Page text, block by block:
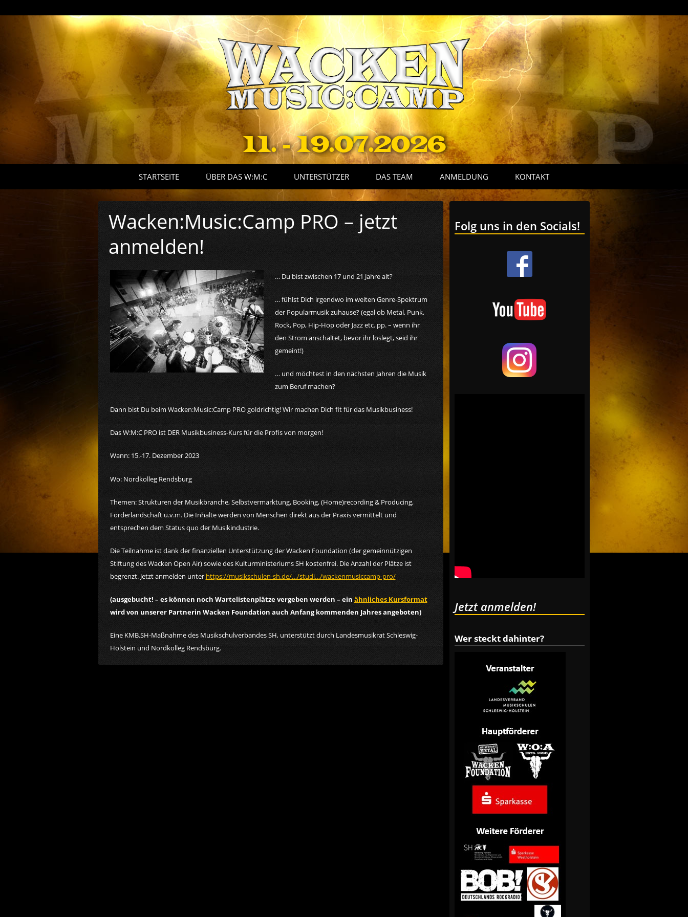
11. - 19.07.2026
STARTSEITE ÜBER DAS W:M:C UNTERSTÜTZER DAS TEAM ANMELDUNG KONTAKT
Wacken:Music:Camp PRO – jetzt
anmelden!
… Du bist zwischen 17 und 21 Jahre alt?
… fühlst Dich irgendwo im weiten Genre-Spektrum
der Popularmusik zuhause? (egal ob Metal, Punk,
Rock, Pop, Hip-Hop oder Jazz etc. pp. – wenn ihr
den Strom anschaltet, bevor ihr loslegt, seid ihr
gemeint!)
… und möchtest in den nächsten Jahren die Musik
zum Beruf machen?
Dann bist Du beim Wacken:Music:Camp PRO goldrichtig! Wir machen Dich fit für das Musikbusiness!
Das W:M:C PRO ist DER Musikbusiness-Kurs für die Profis von morgen!
Wann: 15.-17. Dezember 2023
Wo: Nordkolleg Rendsburg
Themen: Strukturen der Musikbranche, Selbstvermarktung, Booking, (Home)recording & Producing,
Förderlandschaft u.v.m. Die Inhalte werden von Menschen direkt aus der Praxis vermittelt und
entsprechen dem Status quo der Musikindustrie.
Die Teilnahme ist dank der finanziellen Unterstützung der Wacken Foundation (der gemeinnützigen
Stiftung des Wacken Open Air) sowie des Kulturministeriums SH kostenfrei. Die Anzahl der Plätze ist
begrenzt. Jetzt anmelden unter https://musikschulen-sh.de/…/studi…/wackenmusiccamp-pro/
(ausgebucht! – es können noch Wartelistenplätze vergeben werden – ein ähnliches Kursformat
wird von unserer Partnerin Wacken Foundation auch Anfang kommenden Jahres angeboten)
Eine KMB.SH-Maßnahme des Musikschulverbandes SH, unterstützt durch Landesmusikrat Schleswig-
Holstein und Nordkolleg Rendsburg.
Folg uns in den Socials!
Jetzt anmelden!
Wer steckt dahinter?